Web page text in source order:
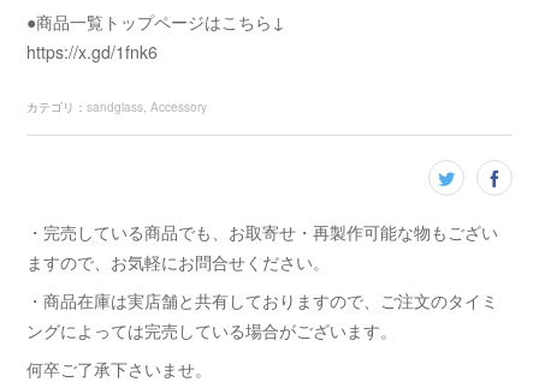
●商品一覧トップページはこちら↓
https://x.gd/1fnk6
カテゴリ ：sandglass Accessory
・完売している商品でも、お取寄せ・再製作可能な物もござい
ますので、お気軽にお問合せください。
・商品在庫は実店舗と共有しておりますので、ご注文のタイミ
ングによっては完売している場合がございます。
何卒ご了承下さいませ。